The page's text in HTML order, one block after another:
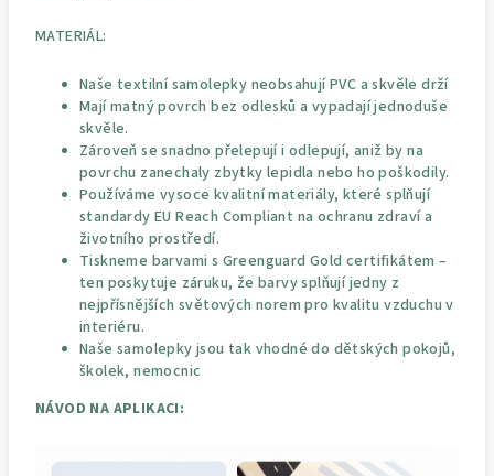
MATERIÁL:
Naše textilní samolepky neobsahují PVC a skvěle drží
Mají matný povrch bez odlesků a vypadají jednoduše
skvěle.
Zároveň se snadno přelepují i odlepují, aniž by na
povrchu zanechaly zbytky lepidla nebo ho poškodily.
Používáme vysoce kvalitní materiály, které splňují
standardy EU Reach Compliant na ochranu zdraví a
životního prostředí.
Tiskneme barvami s Greenguard Gold certifikátem –
ten poskytuje záruku, že barvy splňují jedny z
nejpřísnějších světových norem pro kvalitu vzduchu v
interiéru.
Naše samolepky jsou tak vhodné do dětských pokojů,
školek, nemocnic
NÁVOD NA APLIKACI: